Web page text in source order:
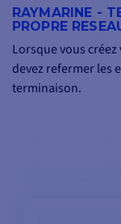
RAYMARINE -
PROPRE
Lorsque vous
devez refermer les
terminaison.